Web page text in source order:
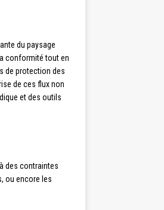
du paysage
conformité tout en
de protection des
de ces flux non
et des outils
des contraintes
ou encore les